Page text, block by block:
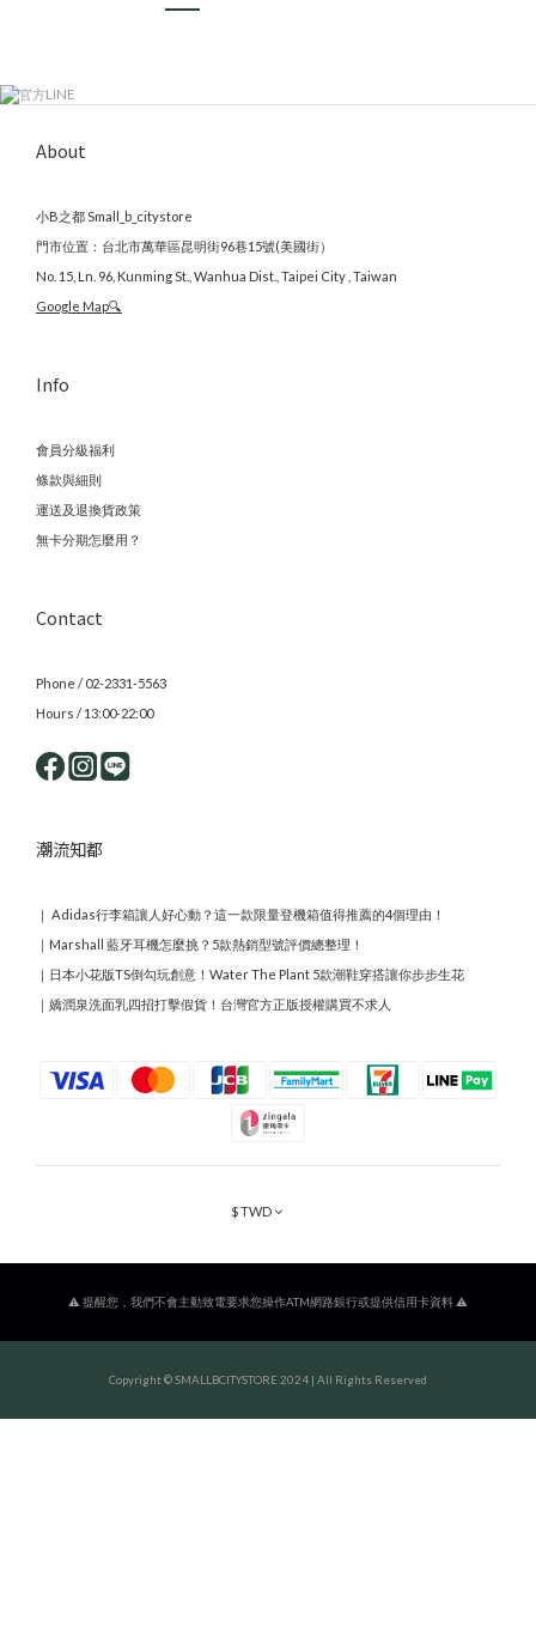
About
小B之都 Small_b_citystore
門市位置：台北市萬華區昆明街96巷15號(美國街）
No. 15, Ln. 96, Kunming St., Wanhua Dist., Taipei City , Taiwan
Google Map🔍
Info
會員分級福利
條款與細則
運送及退換貨政策
無卡分期怎麼用？
Contact
Phone / 02-2331-5563
Hours / 13:00-22:00
潮流知都
｜ Adidas行李箱讓人好心動？這一款限量登機箱值得推薦的4個理由！
｜ Marshall 藍牙耳機怎麼挑？5款熱銷型號評價總整理！
｜ 日本小花版TS倒勾玩創意！Water The Plant 5款潮鞋穿搭讓你步步生花
｜ 嬌潤泉洗面乳四招打擊假貨！台灣官方正版授權購買不求人
$TWD
⚠️ 提醒您，我們不會主動致電要求您操作ATM網路銀行或提供信用卡資料 ⚠️
Copyright © SMALLBCITYSTORE 2024 | All Rights Reserved